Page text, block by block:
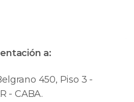
a:
450, Piso 3 -
- CABA.